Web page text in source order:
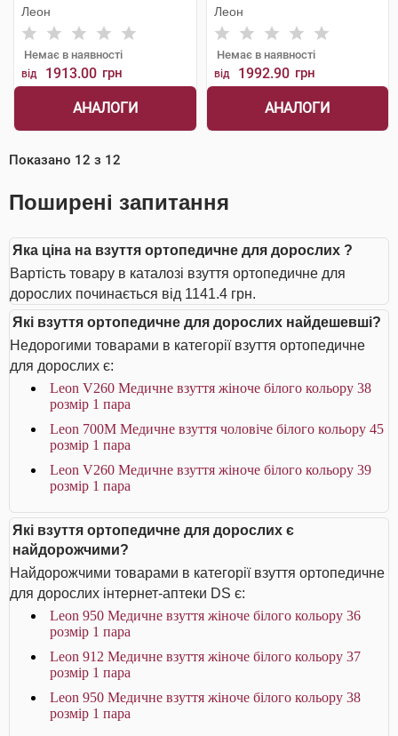
Леон
Немає в наявності
від 1913.00 грн
АНАЛОГИ
Леон
Немає в наявності
від 1992.90 грн
АНАЛОГИ
Показано 12 з 12
Поширені запитання
Яка ціна на взуття ортопедичне для дорослих ?
Вартість товару в каталозі взуття ортопедичне для
дорослих починається від 1141.4 грн.
Які взуття ортопедичне для дорослих найдешевші?
Недорогими товарами в категорії взуття ортопедичне
для дорослих є:
Leon V260 Медичне взуття жіноче білого кольору 38
розмір 1 пара
Leon 700M Медичне взуття чоловіче білого кольору 45
розмір 1 пара
Leon V260 Медичне взуття жіноче білого кольору 39
розмір 1 пара
Які взуття ортопедичне для дорослих є
найдорожчими?
Найдорожчими товарами в категорії взуття ортопедичне
для дорослих інтернет-аптеки DS є:
Leon 950 Медичне взуття жіноче білого кольору 36
розмір 1 пара
Leon 912 Медичне взуття жіноче білого кольору 37
розмір 1 пара
Leon 950 Медичне взуття жіноче білого кольору 38
розмір 1 пара